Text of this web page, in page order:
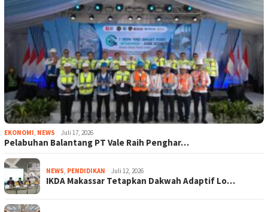
EKONOMI, NEWS Juli 17, 2026
Pelabuhan Balantang PT Vale Raih Penghar…
NEWS, PENDIDIKAN Juli 12, 2026
IKDA Makassar Tetapkan Dakwah Adaptif Lo…